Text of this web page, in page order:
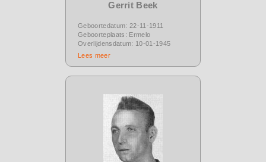
Gerrit Beek
Geboortedatum: 22-11-1911
Geboorteplaats: Ermelo
Overlijdensdatum: 10-01-1945
Lees meer